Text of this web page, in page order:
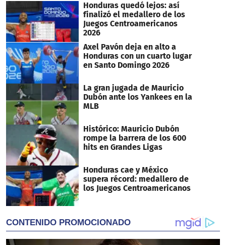
Honduras quedó lejos: así
finalizó el medallero de los
Juegos Centroamericanos
2026
Axel Pavón deja en alto a
Honduras con un cuarto lugar
en Santo Domingo 2026
La gran jugada de Mauricio
Dubón ante los Yankees en la
MLB
Histórico: Mauricio Dubón
rompe la barrera de los 600
hits en Grandes Ligas
Honduras cae y México
supera récord: medallero de
los Juegos Centroamericanos